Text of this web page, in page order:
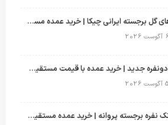
قیمت پتوهای گل برجسته ایرانی چیکا | خرید عمده مستقیم با سود بالا
پتو گلبافت دونفره جدید | خرید عمده با قیمت مستقیم و طرح‌های پرفروش بازار
قیمت پتو تک نفره برجسته پروانه | خرید عمده مستقیم با بهترین قیمت بازار